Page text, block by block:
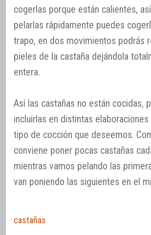
cogerlas porque están calientes,
pelarlas rápidamente puedes
trapo, en dos movimientos podrás
pieles de la castaña dejándola
entera.
Así las castañas no están cocidas,
incluirlas en distintas
tipo de cocción que deseemos.
conviene poner pocas castañas
mientras vamos pelando las
van poniendo las siguientes en el
castañas